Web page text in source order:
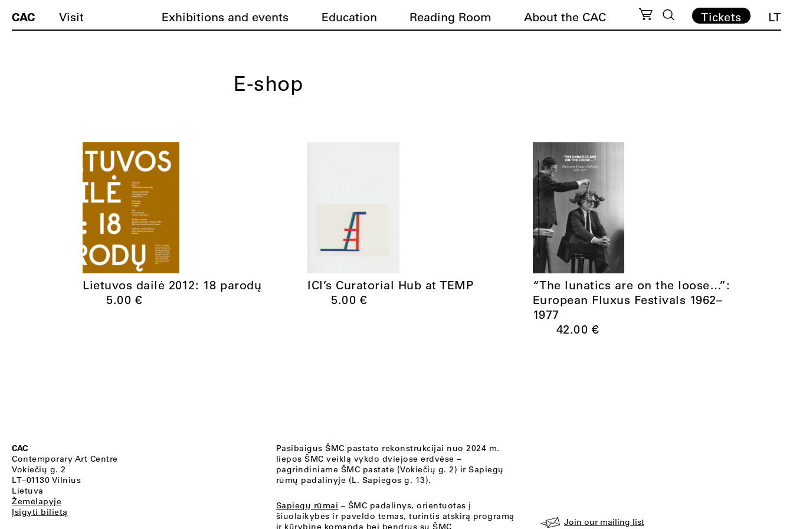
CAC Visit Exhibitions and events Education Reading Room About the CAC Tickets LT
E-shop
Lietuvos dailė 2012: 18 parodų
5.00 €
ICI’s Curatorial Hub at TEMP
5.00 €
“The lunatics are on the loose…”:
European Fluxus Festivals 1962–
1977
42.00 €
CAC
Contemporary Art Centre
Vokiečių g. 2
LT–01130 Vilnius
Lietuva
Žemėlapyje
Įsigyti bilietą
Pasibaigus ŠMC pastato rekonstrukcijai nuo 2024 m.
liepos ŠMC veiklą vykdo dviejose erdvėse –
pagrindiniame ŠMC pastate (Vokiečių g. 2) ir Sapiegų
rūmų padalinyje (L. Sapiegos g. 13).
Sapiegų rūmai – ŠMC padalinys, orientuotas į
šiuolaikybės ir paveldo temas, turintis atskirą programą
ir kūrybinę komandą bei bendrus su ŠMC
Join our mailing list